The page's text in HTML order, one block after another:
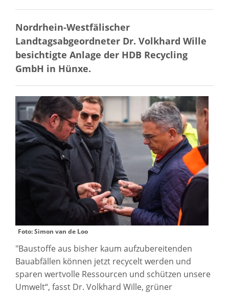
Nordrhein-Westfälischer
Landtagsabgeordneter Dr. Volkhard Wille
besichtigte Anlage der HDB Recycling
GmbH in Hünxe.
Foto: Simon van de Loo
"Baustoffe aus bisher kaum aufzubereitenden
Bauabfällen können jetzt recycelt werden und
sparen wertvolle Ressourcen und schützen unsere
Umwelt“, fasst Dr. Volkhard Wille, grüner